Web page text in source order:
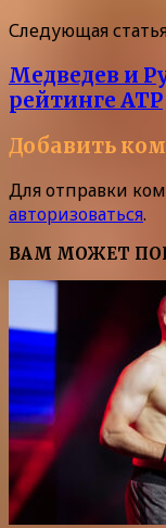
Следующая
Медведев и
рейтинге ATP
Добавить
Для отправки
авторизоваться.
ВАМ МОЖЕТ